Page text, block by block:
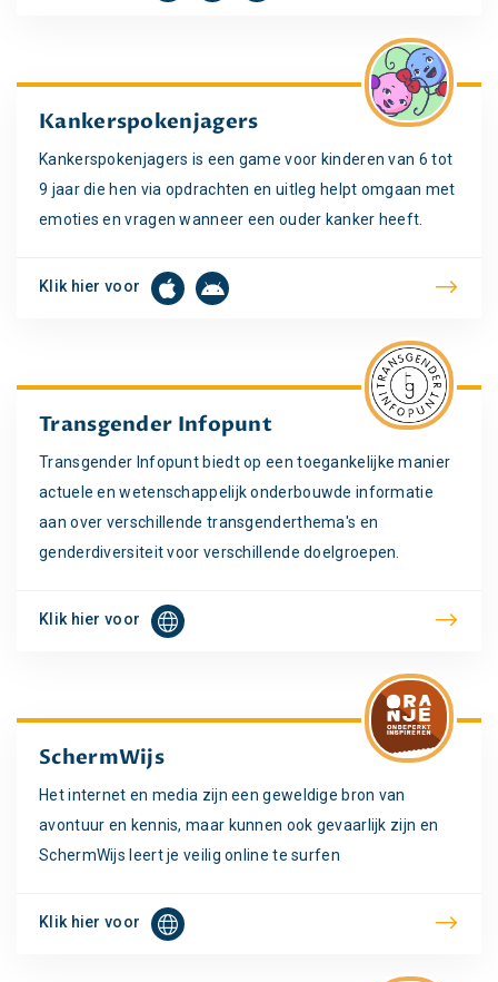
Kankerspokenjagers
Kankerspokenjagers is een game voor kinderen van 6 tot
9 jaar die hen via opdrachten en uitleg helpt omgaan met
emoties en vragen wanneer een ouder kanker heeft.
Klik hier voor
Transgender Infopunt
Transgender Infopunt biedt op een toegankelijke manier
actuele en wetenschappelijk onderbouwde informatie
aan over verschillende transgenderthema's en
genderdiversiteit voor verschillende doelgroepen.
Klik hier voor
SchermWijs
Het internet en media zijn een geweldige bron van
avontuur en kennis, maar kunnen ook gevaarlijk zijn en
SchermWijs leert je veilig online te surfen
Klik hier voor